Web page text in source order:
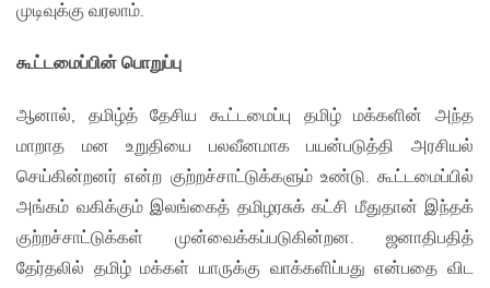
முடிவுக்கு வரலாம்.
கூட்டமைப்பின் பொறுப்பு
ஆனால், தமிழ்த் தேசிய கூட்டமைப்பு தமிழ் மக்களின் அந்த
மாறாத மன உறுதியை பலவீனமாக பயன்படுத்தி அரசியல்
செய்கின்றனர் என்ற குற்றச்சாட்டுக்களும் உண்டு. கூட்டமைப்பில்
அங்கம் வகிக்கும் இலங்கைத் தமிழரசுக் கட்சி மீதுதான் இந்தக்
குற்றச்சாட்டுக்கள் முன்வைக்கப்படுகின்றன. ஜனாதிபதித்
தேர்தலில் தமிழ் மக்கள் யாருக்கு வாக்களிப்பது என்பதை விட